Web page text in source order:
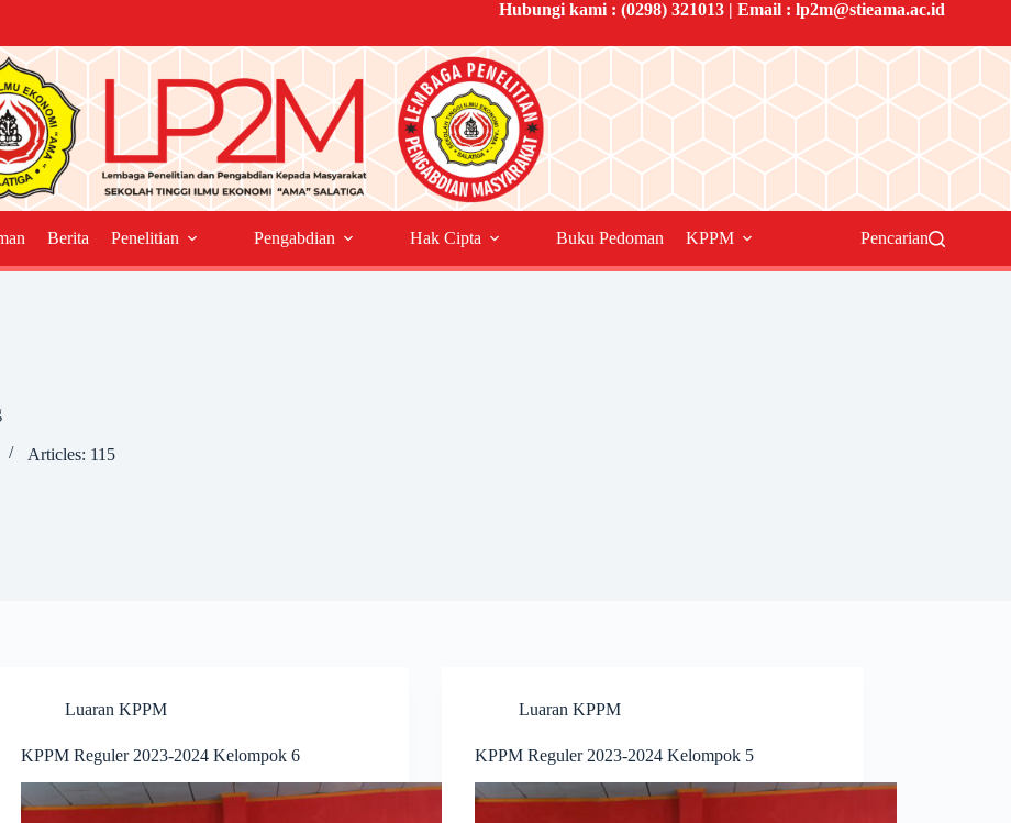
Hubungi kami : (0298) 321013 | Email : lp2m@stieama.ac.id
Berita Penelitian Pengabdian Hak Cipta Buku Pedoman KPPM Pencarian
Articles: 115
Luaran KPPM
KPPM Reguler 2023-2024 Kelompok 6
Luaran KPPM
KPPM Reguler 2023-2024 Kelompok 5